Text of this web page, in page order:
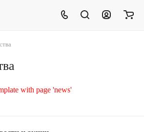
with page 'news'